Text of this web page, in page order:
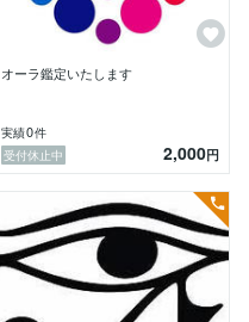
オーラ鑑定いたします
実績0件
受付休止中
2,000円